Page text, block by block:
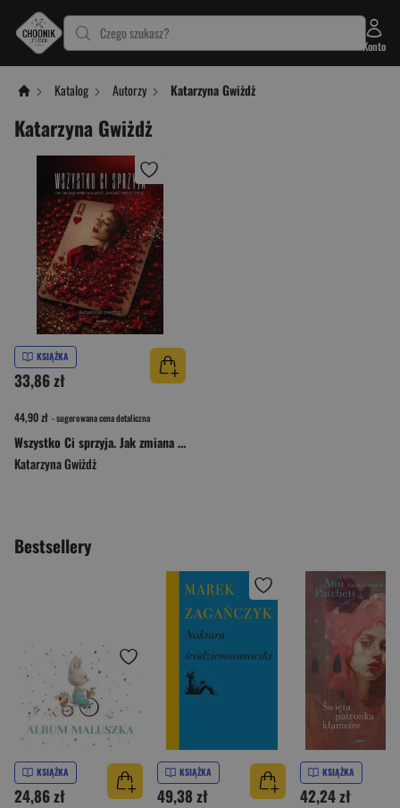
Czego szukasz?
Konto
Katalog Autorzy Katarzyna Gwiżdż
Katarzyna Gwiżdż
KSIĄŻKA
33,86 zł
44,90 zł - sugerowana cena detaliczna
Wszystko Ci sprzyja. Jak zmiana myślenia może zmienić Twoje życie
Katarzyna Gwiżdż
Bestsellery
KSIĄŻKA
24,86 zł
KSIĄŻKA
49,38 zł
KSIĄŻKA
42,24 zł